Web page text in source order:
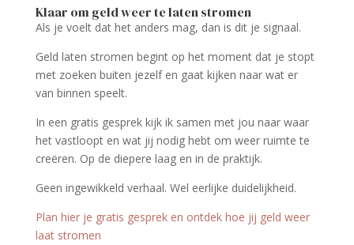
Klaar om geld weer te laten stromen
Als je voelt dat het anders mag, dan is dit je signaal.
Geld laten stromen begint op het moment dat je stopt
met zoeken buiten jezelf en gaat kijken naar wat er
van binnen speelt.
In een gratis gesprek kijk ik samen met jou naar waar
het vastloopt en wat jij nodig hebt om weer ruimte te
creëren. Op de diepere laag en in de praktijk.
Geen ingewikkeld verhaal. Wel eerlijke duidelijkheid.
Plan hier je gratis gesprek en ontdek hoe jij geld weer
laat stromen